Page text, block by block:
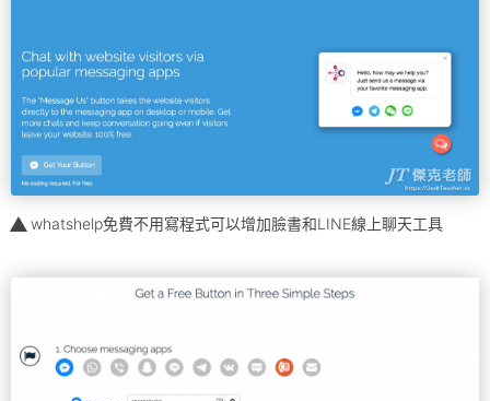
whatshelp免費不用寫程式可以增加臉書和LINE線上聊天工具